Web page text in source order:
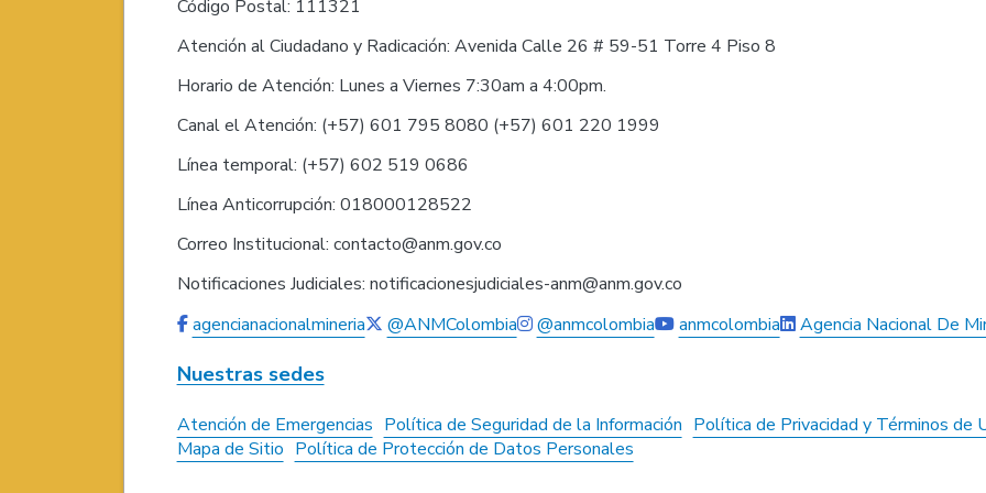
Código Postal: 111321
Atención al Ciudadano y Radicación: Avenida Calle 26 # 59-51 Torre 4 Piso 8
Horario de Atención: Lunes a Viernes 7:30am a 4:00pm.
Canal el Atención: (+57) 601 795 8080 (+57) 601 220 1999
Línea temporal: (+57) 602 519 0686
Línea Anticorrupción: 018000128522
Correo Institucional: contacto@anm.gov.co
Notificaciones Judiciales: notificacionesjudiciales-anm@anm.gov.co
agencianacionalmineria
@ANMColombia @anmcolombia anmcolombia Agencia Nacional De
Nuestras sedes
Atención de Emergencias Política de Seguridad de la Información Política de Privacidad y Términos de
Mapa de Sitio Política de Protección de Datos Personales